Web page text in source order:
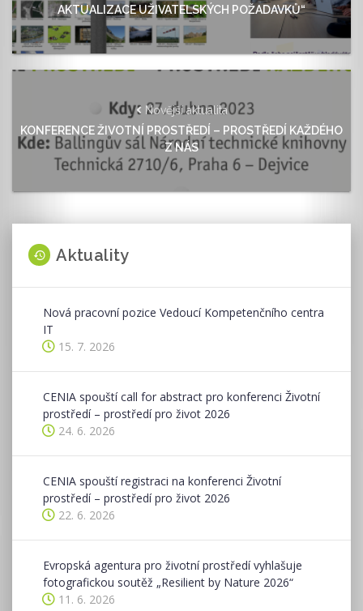
AKTUALIZACE UŽIVATELSKÝCH POŽADAVKŮ“
Novější aktualita
KONFERENCE ŽIVOTNÍ PROSTŘEDÍ – PROSTŘEDÍ KAŽDÉHO
Z NÁS
Aktuality
Nová pracovní pozice Vedoucí Kompetenčního centra
IT
15. 7. 2026
CENIA spouští call for abstract pro konferenci Životní
prostředí – prostředí pro život 2026
24. 6. 2026
CENIA spouští registraci na konferenci Životní
prostředí – prostředí pro život 2026
22. 6. 2026
Evropská agentura pro životní prostředí vyhlašuje
fotografickou soutěž „Resilient by Nature 2026“
11. 6. 2026